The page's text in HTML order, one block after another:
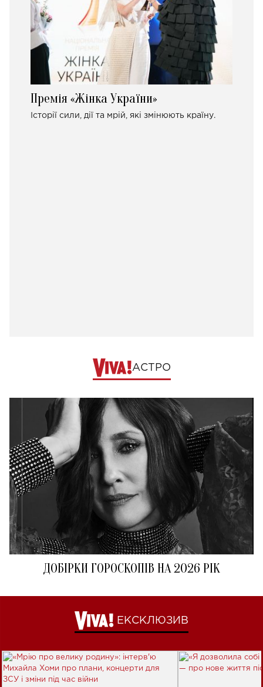
Премія «Жінка України»
Історії сили, дії та мрій, які змінюють країну.
АСТРО
ДОБІРКИ ГОРОСКОПІВ НА 2026 РІК
ЕКСКЛЮЗИВ